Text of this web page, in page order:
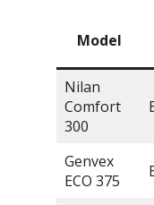
Model
Nilan
Comfort
300
Genvex
ECO 375